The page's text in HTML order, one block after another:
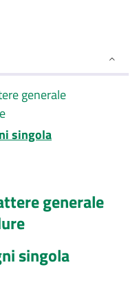
generale
singola
generale
singola